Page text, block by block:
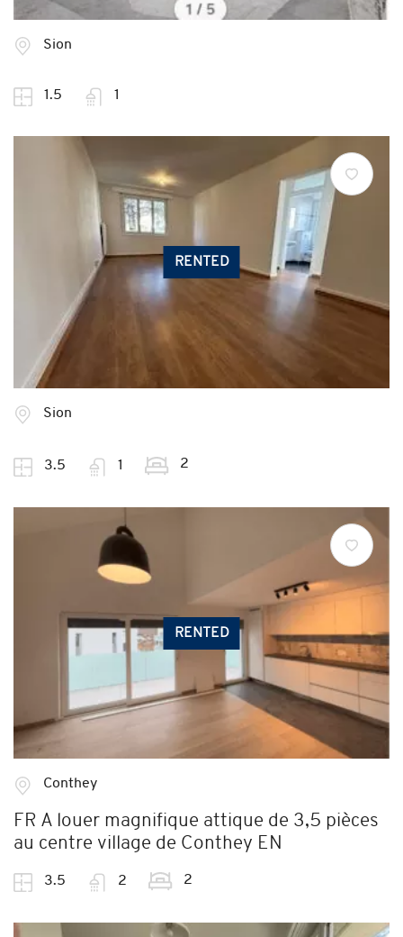
Sion
1.5 1
RENTED
Sion
3.5 1 2
RENTED
Conthey
FR A louer magnifique attique de 3,5 pièces
au centre village de Conthey EN
3.5 2 2